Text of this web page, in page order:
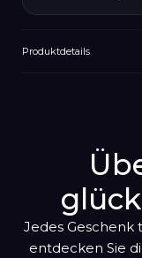
Oktober
Produktdetails
Warenkorb
hinzugefügt
Jedes
entdecken Sie